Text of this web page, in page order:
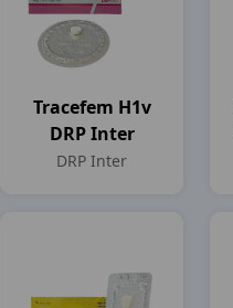
Tracefem H1v
DRP Inter
DRP Inter